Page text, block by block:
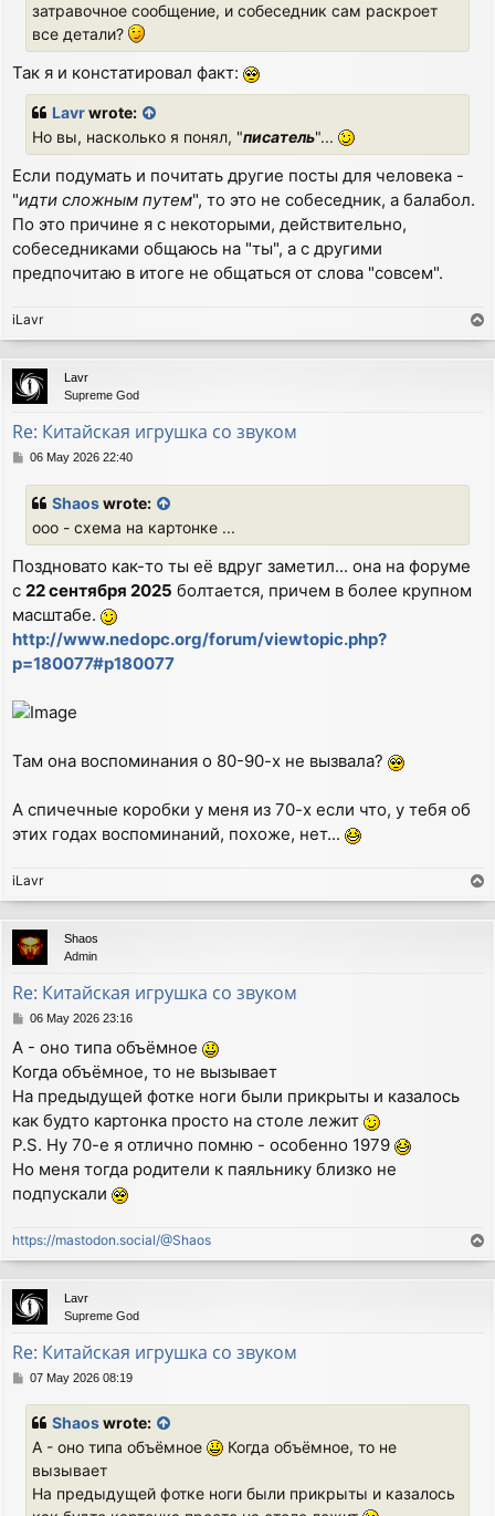
затравочное сообщение, и собеседник сам раскроет
все детали?
Так я и констатировал факт:
Lavrwrote:
Но вы, насколько я понял, "писатель"...
Если подумать и почитать другие посты для человека -
"идти сложным путем", то это не собеседник, а балабол.
По это причине я с некоторыми, действительно,
собеседниками общаюсь на "ты", а с другими
предпочитаю в итоге не общаться от слова "совсем".
iLavr
o
p
Lavr
Supreme God
Re: Китайская игрушка со звуком
P06 May 2026 22:40
Shaoswrote:
ооо - схема на картонке ...
Поздновато как-то ты её вдруг заметил... она на форуме
с 22 сентября 2025 болтается, причем в более крупном
масштабе.
http://www.nedopc.org/forum/viewtopic.php?
p=180077#p180077
Там она воспоминания о 80-90-х не вызвала?
А спичечные коробки у меня из 70-х если что, у тебя об
этих годах воспоминаний, похоже, нет...
iLavr
o
p
Shaos
Admin
Re: Китайская игрушка со звуком
P
s
t
06 May 2026 23:16
А - оно типа объёмное
Когда объёмное, то не вызывает
На предыдущей фотке ноги были прикрыты и казалось
как будто картонка просто на столе лежит
P.S. Ну 70-е я отлично помню - особенно 1979
Но меня тогда родители к паяльнику близко не
подпускали
https://mastodon.social/@Shaos
o
p
Lavr
Supreme God
Re: Китайская игрушка со звуком
P07 May 2026 08:19
Shaoswrote:
А - оно типа объёмное
Когда объёмное, то не
вызывает
На предыдущей фотке ноги были прикрыты и казалось